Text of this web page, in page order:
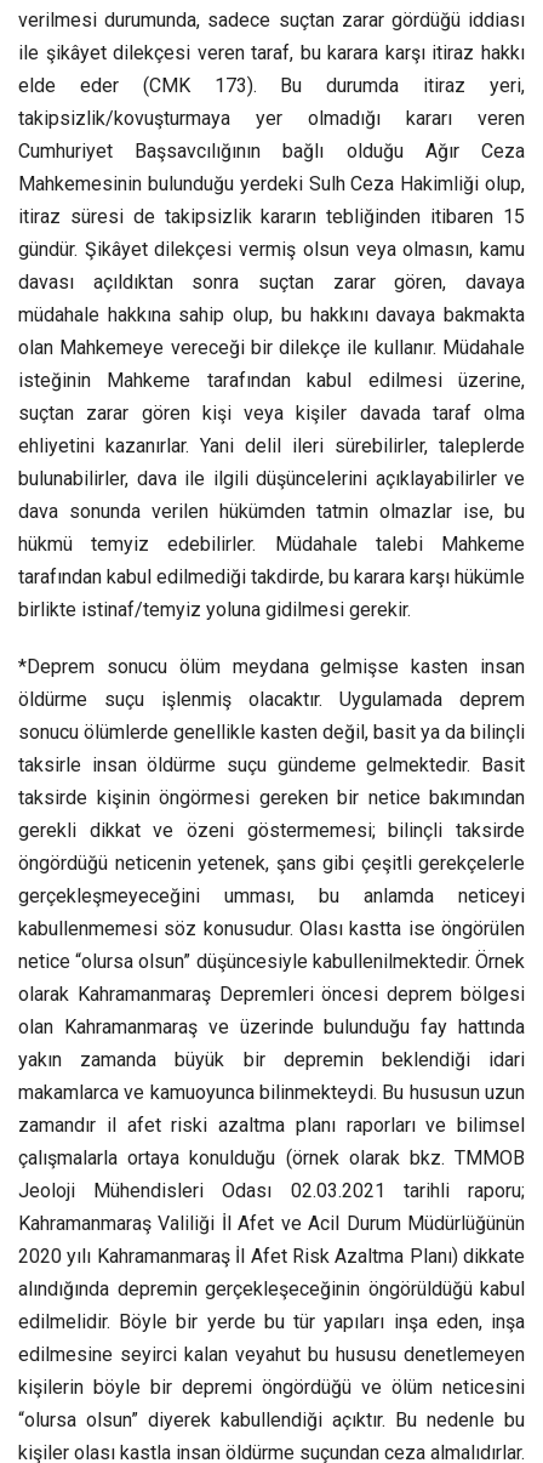
verilmesi durumunda, sadece suçtan zarar gördüğü iddiası
ile şikâyet dilekçesi veren taraf, bu karara karşı itiraz hakkı
elde eder (CMK 173). Bu durumda itiraz yeri,
takipsizlik/kovuşturmaya yer olmadığı kararı veren
Cumhuriyet Başsavcılığının bağlı olduğu Ağır Ceza
Mahkemesinin bulunduğu yerdeki Sulh Ceza Hakimliği olup,
itiraz süresi de takipsizlik kararın tebliğinden itibaren 15
gündür. Şikâyet dilekçesi vermiş olsun veya olmasın, kamu
davası açıldıktan sonra suçtan zarar gören, davaya
müdahale hakkına sahip olup, bu hakkını davaya bakmakta
olan Mahkemeye vereceği bir dilekçe ile kullanır. Müdahale
isteğinin Mahkeme tarafından kabul edilmesi üzerine,
suçtan zarar gören kişi veya kişiler davada taraf olma
ehliyetini kazanırlar. Yani delil ileri sürebilirler, taleplerde
bulunabilirler, dava ile ilgili düşüncelerini açıklayabilirler ve
dava sonunda verilen hükümden tatmin olmazlar ise, bu
hükmü temyiz edebilirler. Müdahale talebi Mahkeme
tarafından kabul edilmediği takdirde, bu karara karşı hükümle
birlikte istinaf/temyiz yoluna gidilmesi gerekir.
*Deprem sonucu ölüm meydana gelmişse kasten insan
öldürme suçu işlenmiş olacaktır. Uygulamada deprem
sonucu ölümlerde genellikle kasten değil, basit ya da bilinçli
taksirle insan öldürme suçu gündeme gelmektedir. Basit
taksirde kişinin öngörmesi gereken bir netice bakımından
gerekli dikkat ve özeni göstermemesi; bilinçli taksirde
öngördüğü neticenin yetenek, şans gibi çeşitli gerekçelerle
gerçekleşmeyeceğini umması, bu anlamda neticeyi
kabullenmemesi söz konusudur. Olası kastta ise öngörülen
netice “olursa olsun” düşüncesiyle kabullenilmektedir. Örnek
olarak Kahramanmaraş Depremleri öncesi deprem bölgesi
olan Kahramanmaraş ve üzerinde bulunduğu fay hattında
yakın zamanda büyük bir depremin beklendiği idari
makamlarca ve kamuoyunca bilinmekteydi. Bu hususun uzun
zamandır il afet riski azaltma planı raporları ve bilimsel
çalışmalarla ortaya konulduğu (örnek olarak bkz. TMMOB
Jeoloji Mühendisleri Odası 02.03.2021 tarihli raporu;
Kahramanmaraş Valiliği İl Afet ve Acil Durum Müdürlüğünün
2020 yılı Kahramanmaraş İl Afet Risk Azaltma Planı) dikkate
alındığında depremin gerçekleşeceğinin öngörüldüğü kabul
edilmelidir. Böyle bir yerde bu tür yapıları inşa eden, inşa
edilmesine seyirci kalan veyahut bu hususu denetlemeyen
kişilerin böyle bir depremi öngördüğü ve ölüm neticesini
“olursa olsun” diyerek kabullendiği açıktır. Bu nedenle bu
kişiler olası kastla insan öldürme suçundan ceza almalıdırlar.